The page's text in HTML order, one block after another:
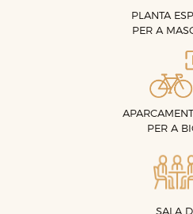
PLANTA
PER A
PER A
SALA